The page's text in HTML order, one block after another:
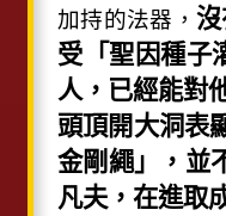
加持的法器，
受「聖因種子
人，已經能對
頭頂開大洞表
金剛繩」，並
凡夫，在進取